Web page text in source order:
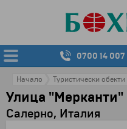
0700 14 007
Начало Туристически обекти
Улица "Мерканти"
Салерно, Италия